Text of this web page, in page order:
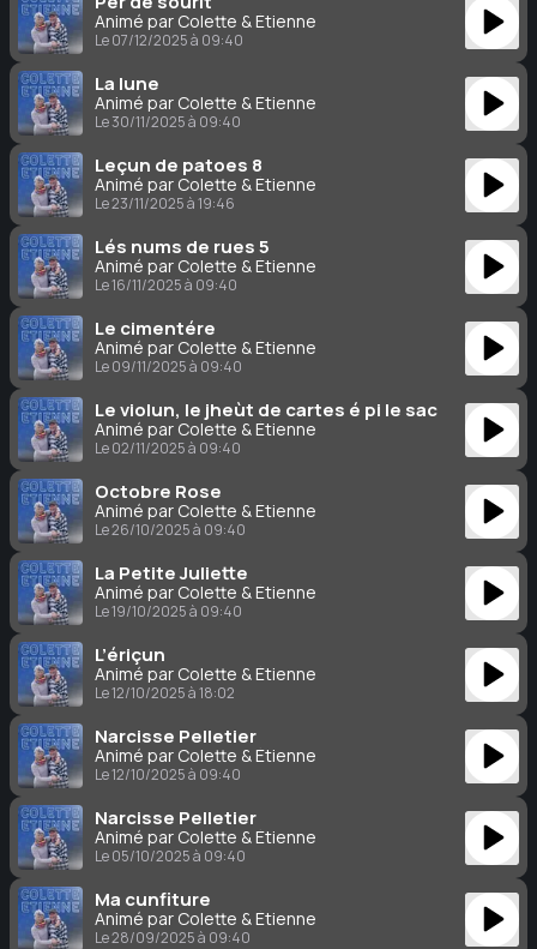
Animé par Colette & Étienne
Le 07/12/2025 à 09:40
La lune
Animé par Colette & Étienne
Le 30/11/2025 à 09:40
Leçun de patoes 8
Animé par Colette & Étienne
Le 23/11/2025 à 19:46
Lés nums de rues 5
Animé par Colette & Étienne
Le 16/11/2025 à 09:40
Le cimentére
Animé par Colette & Étienne
Le 09/11/2025 à 09:40
Le violun, le jheùt de cartes é pi le sac
Animé par Colette & Étienne
Le 02/11/2025 à 09:40
Octobre Rose
Animé par Colette & Étienne
Le 26/10/2025 à 09:40
La Petite Juliette
Animé par Colette & Étienne
Le 19/10/2025 à 09:40
L’ériçun
Animé par Colette & Étienne
Le 12/10/2025 à 18:02
Narcisse Pelletier
Animé par Colette & Étienne
Le 12/10/2025 à 09:40
Narcisse Pelletier
Animé par Colette & Étienne
Le 05/10/2025 à 09:40
Ma cunfiture
Animé par Colette & Étienne
Le 28/09/2025 à 09:40